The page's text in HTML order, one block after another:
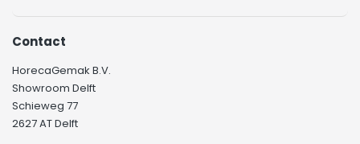
Contact
HorecaGemak B.V.
Showroom Delft
Schieweg 77
2627 AT Delft